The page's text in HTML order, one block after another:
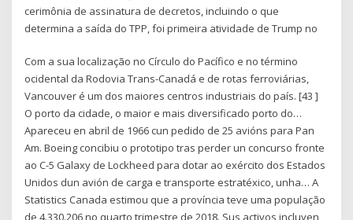
cerimônia de assinatura de decretos, incluindo o que
determina a saída do TPP, foi primeira atividade de Trump no
Com a sua localização no Círculo do Pacífico e no término
ocidental da Rodovia Trans-Canadá e de rotas ferroviárias,
Vancouver é um dos maiores centros industriais do país. [43 ]
O porto da cidade, o maior e mais diversificado porto do…
Apareceu en abril de 1966 cun pedido de 25 avións para Pan
Am. Boeing concibiu o prototipo tras perder un concurso fronte
ao C-5 Galaxy de Lockheed para dotar ao exército dos Estados
Unidos dun avión de carga e transporte estratéxico, unha… A
Statistics Canada estimou que a província teve uma população
de 4.330.206 no quarto trimestre de 2018. Sus activos incluyen